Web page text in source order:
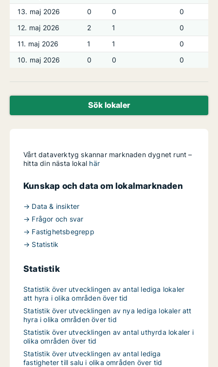
13. maj 2026
0 0
0
12. maj 2026
2 1
0
11. maj 2026
1 1
0
10. maj 2026
0 0 0
Sök lokaler
Vårt dataverktyg skannar marknaden dygnet runt –
hitta din nästa lokal här
Kunskap och data om lokalmarknaden
→ Data & insikter
→ Frågor och svar
→ Fastighetsbegrepp
→ Statistik
Statistik
Statistik över utvecklingen av antal lediga lokaler
att hyra i olika områden över tid
Statistik över utvecklingen av nya lediga lokaler att
hyra i olika områden över tid
Statistik över utvecklingen av antal uthyrda lokaler i
olika områden över tid
Statistik över utvecklingen av antal lediga
fastigheter till salu i olika områden över tid